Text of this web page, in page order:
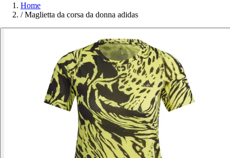
Home
/ Maglietta da corsa da donna adidas